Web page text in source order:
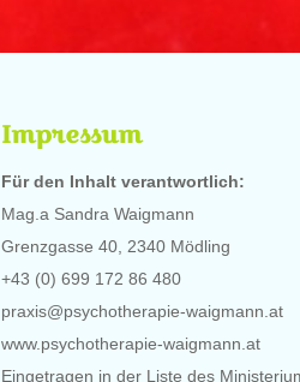
Impressum
Für den Inhalt verantwortlich:
Mag.a Sandra Waigmann
Grenzgasse 40, 2340 Mödling
+43 (0) 699 172 86 480
praxis@psychotherapie-waigmann.at
www.psychotherapie-waigmann.at
Eingetragen in der Liste des